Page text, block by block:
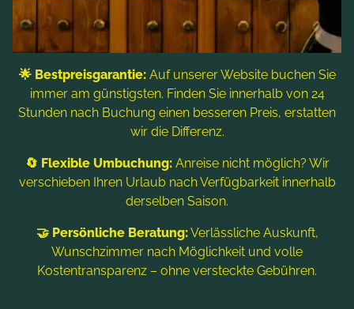
Blog
Folgen Sie uns
🌟 Bestpreisgarantie:Auf unserer Website buchen Sie
immer am günstigsten. Finden Sie innerhalb von 24
Stunden nach Buchung einen besseren Preis, erstatten
wir die Differenz.
🔄 Flexible Umbuchung:Anreise nicht möglich? Wir
verschieben Ihren Urlaub nach Verfügbarkeit innerhalb
derselben Saison.
🤝 Persönliche Beratung:Verlässliche Auskunft,
Wunschzimmer nach Möglichkeit und volle
Kostentransparenz – ohne versteckte Gebühren.
teilweise mit Hilfe von KI erstellt. Weitere Informationen finden
Sie in derDatenschutzerklärung